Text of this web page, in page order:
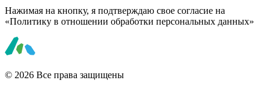
Нажимая на кнопку, я подтверждаю свое согласие на
«Политику в отношении обработки персональных данных»
© 2026 Все права защищены